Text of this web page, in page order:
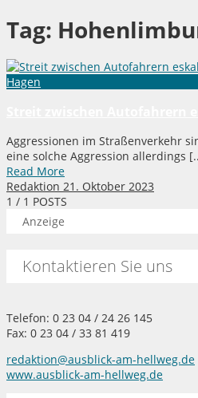
Tag:
Hagen
Aggressionen im Straßenverkehr
eine solche Aggression allerdings
Read More
Redaktion 21. Oktober 2023
1 / 1 POSTS
Anzeige
Kontaktieren Sie uns
Telefon: 0 23 04 / 24 26 145
Fax: 0 23 04 / 33 81 419
redaktion@ausblick-am-hellweg.de
www.ausblick-am-hellweg.de